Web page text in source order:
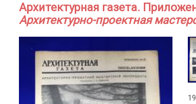
Архитектурная газета.
Архитектурно-проектная